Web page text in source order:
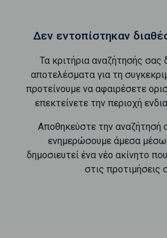
Δεν εντοπίστηκαν
Τα κριτήρια αναζήτησής
αποτελέσματα για τη
προτείνουμε να αφαιρέσετε
επεκτείνετε την περιοχή
Αποθηκεύστε την αναζήτησή
ενημερώσουμε άμεσα μέσω
δημοσιευτεί ένα νέο ακίνητο
στις προτιμήσεις